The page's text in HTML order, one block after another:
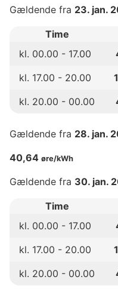
Gældende fra 23. jan.
Time
kl. 00.00 - 17.00
kl. 17.00 - 20.00
kl. 20.00 - 00.00
Gældende fra 28. jan.
40,64 øre/kWh
Gældende fra 30. jan.
Time
kl. 00.00 - 17.00
kl. 17.00 - 20.00
kl. 20.00 - 00.00